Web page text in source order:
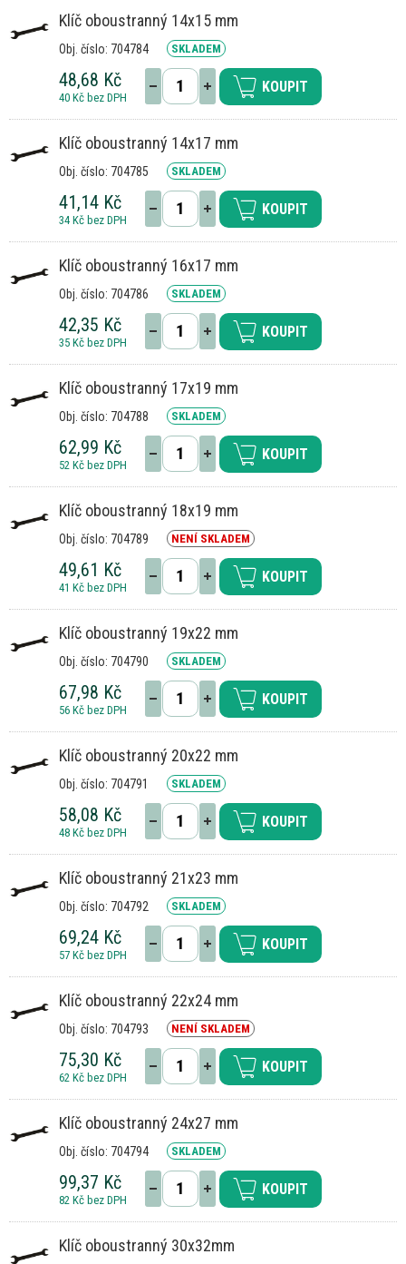
Klíč oboustranný 14x15 mm
Obj. číslo: 704784 SKLADEM
48,68 Kč
40 Kč bez DPH
KOUPIT
Klíč oboustranný 14x17 mm
Obj. číslo: 704785 SKLADEM
41,14 Kč
34 Kč bez DPH
KOUPIT
Klíč oboustranný 16x17 mm
Obj. číslo: 704786 SKLADEM
42,35 Kč
35 Kč bez DPH
KOUPIT
Klíč oboustranný 17x19 mm
Obj. číslo: 704788 SKLADEM
62,99 Kč
52 Kč bez DPH
KOUPIT
Klíč oboustranný 18x19 mm
Obj. číslo: 704789 NENÍ SKLADEM
49,61 Kč
41 Kč bez DPH
KOUPIT
Klíč oboustranný 19x22 mm
Obj. číslo: 704790 SKLADEM
67,98 Kč
56 Kč bez DPH
KOUPIT
Klíč oboustranný 20x22 mm
Obj. číslo: 704791 SKLADEM
58,08 Kč
48 Kč bez DPH
KOUPIT
Klíč oboustranný 21x23 mm
Obj. číslo: 704792 SKLADEM
69,24 Kč
57 Kč bez DPH
KOUPIT
Klíč oboustranný 22x24 mm
Obj. číslo: 704793 NENÍ SKLADEM
75,30 Kč
62 Kč bez DPH
KOUPIT
Klíč oboustranný 24x27 mm
Obj. číslo: 704794 SKLADEM
99,37 Kč
82 Kč bez DPH
KOUPIT
Klíč oboustranný 30x32mm